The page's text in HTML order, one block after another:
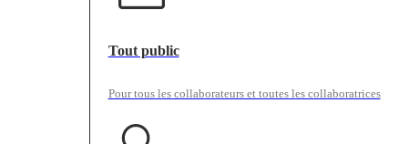
Tout public
Pour tous les collaborateurs et toutes les collaboratrices